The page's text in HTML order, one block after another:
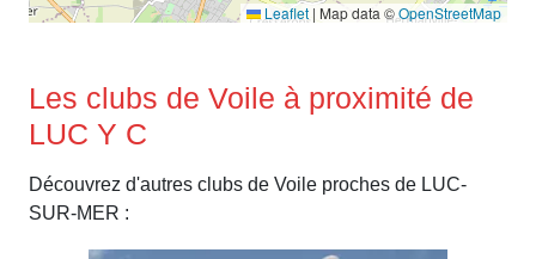
Leaflet | Map data ©OpenStreetMap
Les clubs de Voile à proximité de
LUC Y C
Découvrez d'autres clubs de Voile proches de LUC-
SUR-MER :